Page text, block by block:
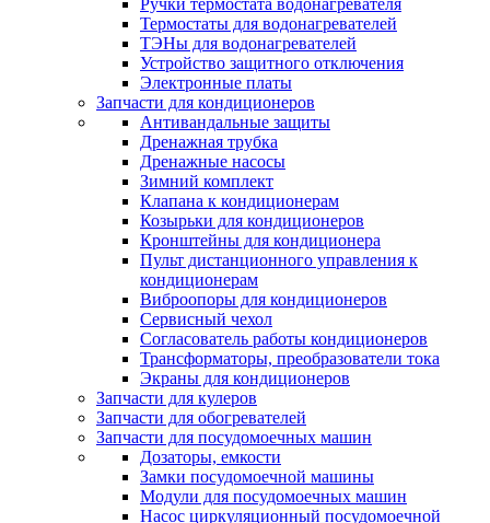
Ручки термостата водонагревателя
Термостаты для водонагревателей
ТЭНы для водонагревателей
Устройство защитного отключения
Электронные платы
Запчасти для кондиционеров
Антивандальные защиты
Дренажная трубка
Дренажные насосы
Зимний комплект
Клапана к кондиционерам
Козырьки для кондиционеров
Кронштейны для кондиционера
Пульт дистанционного управления к
кондиционерам
Виброопоры для кондиционеров
Сервисный чехол
Согласователь работы кондиционеров
Трансформаторы, преобразователи тока
Экраны для кондиционеров
Запчасти для кулеров
Запчасти для обогревателей
Запчасти для посудомоечных машин
Дозаторы, емкости
Замки посудомоечной машины
Модули для посудомоечных машин
Насос циркуляционный посудомоечной